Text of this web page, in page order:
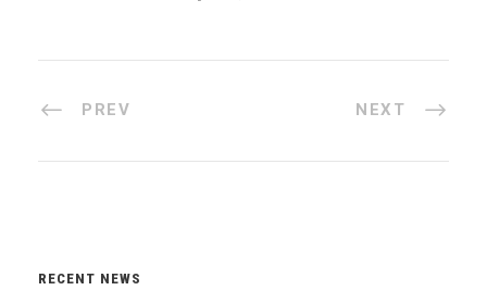
PREV NEXT
RECENT NEWS